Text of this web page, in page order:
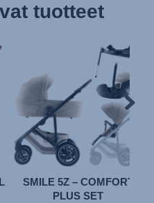
tuotteet
SMILE 5Z – COMFORT
PLUS SET